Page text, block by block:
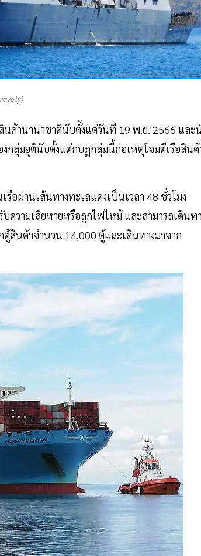
ค้านานาชาตินับตั้งแต่วันที่ 19 พ.ย. 2566 และ
กลุ่มฮูตีนับตั้งแต่กบฏกลุ่มนี้ก่อเหตุโจมตีเรือสินค้
รือผ่านเส้นทางทะเลแดงเป็นเวลา 48 ชั่วโมง
ความเสียหายหรือถูกไฟไหม้ และสามารถเดินท
สินค้าจำนวน 14,000 ตู้และเดินทางมาจาก